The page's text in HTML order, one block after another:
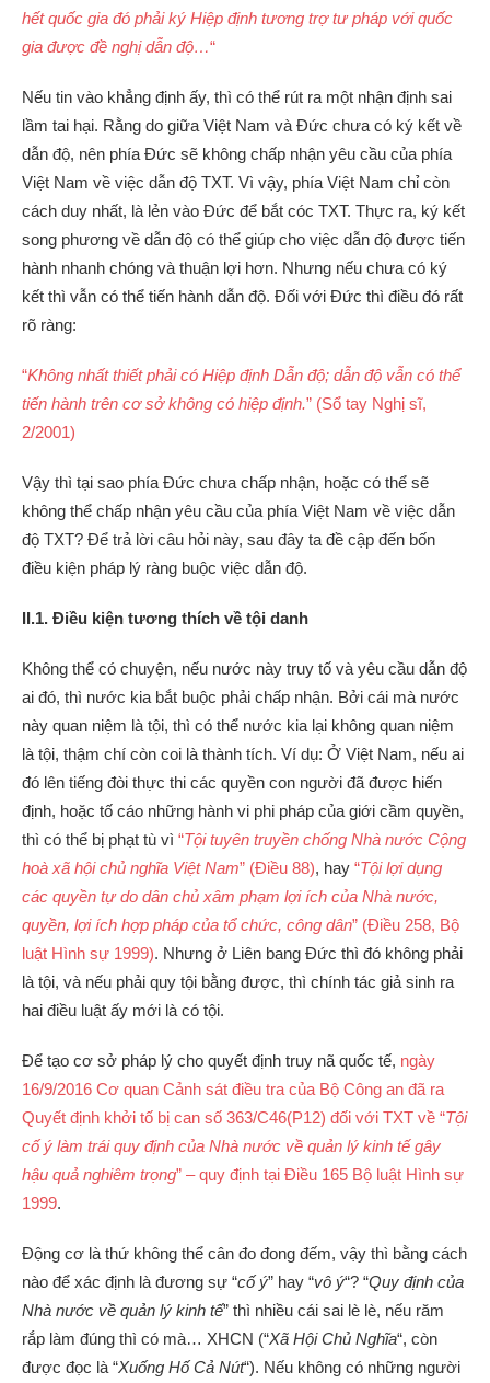
hết quốc gia đó phải ký Hiệp định tương trợ tư pháp với quốc
gia được đề nghị dẫn độ…“
Nếu tin vào khẳng định ấy, thì có thể rút ra một nhận định sai
lầm tai hại. Rằng do giữa Việt Nam và Đức chưa có ký kết về
dẫn độ, nên phía Đức sẽ không chấp nhận yêu cầu của phía
Việt Nam về việc dẫn độ TXT. Vì vậy, phía Việt Nam chỉ còn
cách duy nhất, là lẻn vào Đức để bắt cóc TXT. Thực ra, ký kết
song phương về dẫn độ có thể giúp cho việc dẫn độ được tiến
hành nhanh chóng và thuận lợi hơn. Nhưng nếu chưa có ký
kết thì vẫn có thể tiến hành dẫn độ. Đối với Đức thì điều đó rất
rõ ràng:
“Không nhất thiết phải có Hiệp định Dẫn độ; dẫn độ vẫn có thể
tiến hành trên cơ sở không có hiệp định.” (Sổ tay Nghị sĩ,
2/2001)
Vậy thì tại sao phía Đức chưa chấp nhận, hoặc có thể sẽ
không thể chấp nhận yêu cầu của phía Việt Nam về việc dẫn
độ TXT? Để trả lời câu hỏi này, sau đây ta đề cập đến bốn
điều kiện pháp lý ràng buộc việc dẫn độ.
II.1. Điều kiện tương thích về tội danh
Không thể có chuyện, nếu nước này truy tố và yêu cầu dẫn độ
ai đó, thì nước kia bắt buộc phải chấp nhận. Bởi cái mà nước
này quan niệm là tội, thì có thể nước kia lại không quan niệm
là tội, thậm chí còn coi là thành tích. Ví dụ: Ở Việt Nam, nếu ai
đó lên tiếng đòi thực thi các quyền con người đã được hiến
định, hoặc tố cáo những hành vi phi pháp của giới cầm quyền,
thì có thể bị phạt tù vì “Tội tuyên truyền chống Nhà nước Cộng
hoà xã hội chủ nghĩa Việt Nam” (Điều 88), hay “Tội lợi dụng
các quyền tự do dân chủ xâm phạm lợi ích của Nhà nước,
quyền, lợi ích hợp pháp của tổ chức, công dân” (Điều 258, Bộ
luật Hình sự 1999). Nhưng ở Liên bang Đức thì đó không phải
là tội, và nếu phải quy tội bằng được, thì chính tác giả sinh ra
hai điều luật ấy mới là có tội.
Để tạo cơ sở pháp lý cho quyết định truy nã quốc tế, ngày
16/9/2016 Cơ quan Cảnh sát điều tra của Bộ Công an đã ra
Quyết định khởi tố bị can số 363/C46(P12) đối với TXT về “Tội
cố ý làm trái quy định của Nhà nước về quản lý kinh tế gây
hậu quả nghiêm trọng” – quy định tại Điều 165 Bộ luật Hình sự
1999.
Động cơ là thứ không thể cân đo đong đếm, vậy thì bằng cách
nào để xác định là đương sự “cố ý” hay “vô ý“? “Quy định của
Nhà nước về quản lý kinh tế” thì nhiều cái sai lè lè, nếu răm
rắp làm đúng thì có mà… XHCN (“Xã Hội Chủ Nghĩa“, còn
được đọc là “Xuống Hố Cả Nút“). Nếu không có những người